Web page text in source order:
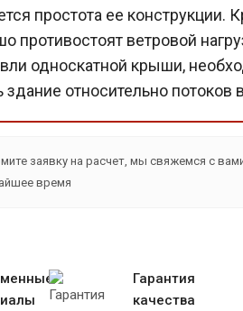
простота ее конструкции.
противостоят ветровой
односкатной крыши,
относительно потоков
заявку на расчет, мы свяжемся с
время
Гарантия
качества